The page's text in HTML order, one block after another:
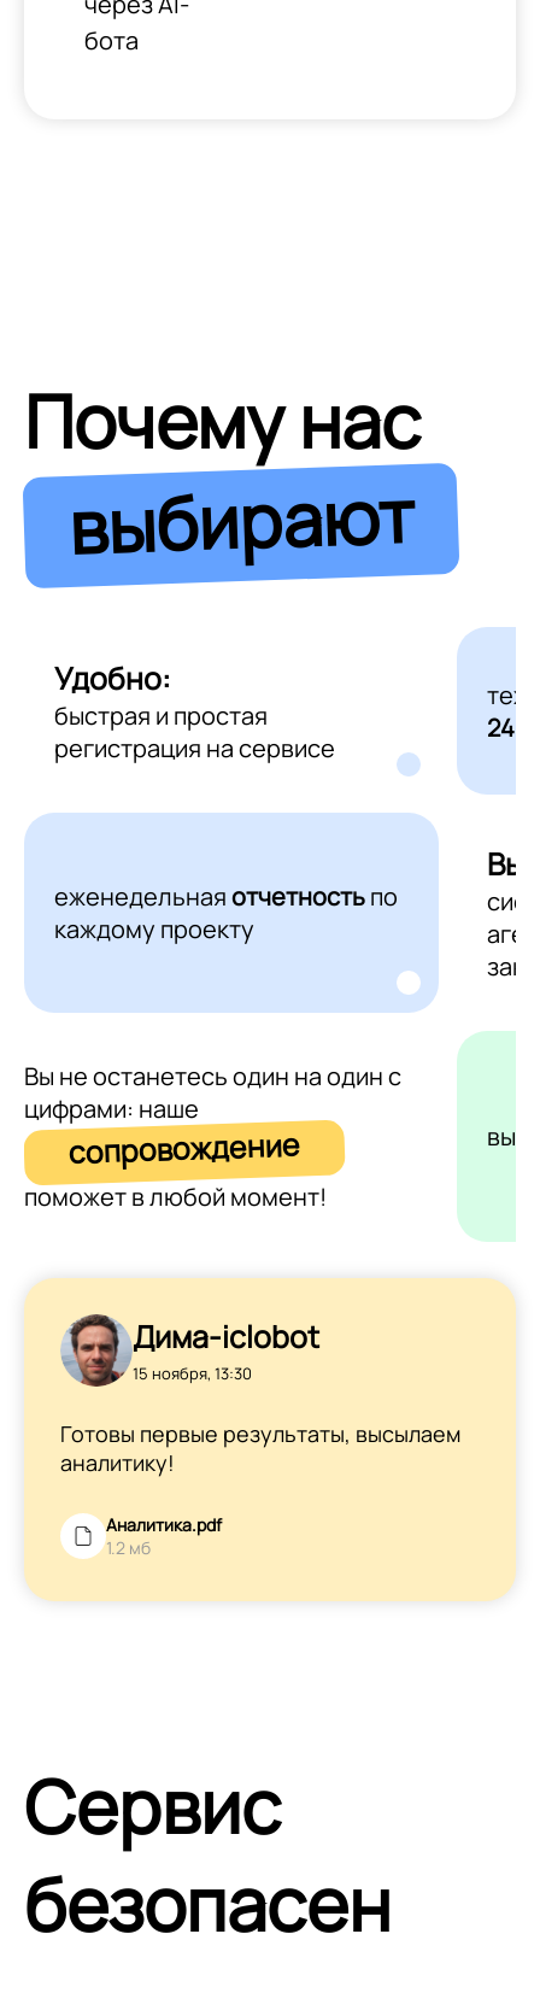
бота
Почему нас
выбирают
Удобно:
быстрая и простая
регистрация на сервисе
24/7
еженедельнаяотчетностьпо
каждому проекту
Вы не останетесь один на один с
цифрами: наше
сопровождение
поможет в любой момент!
Дима-iclobot
15 ноября, 13:30
Готовы первые результаты, высылаем
аналитику!
Аналитика.pdf
1.2 мб
Сервис
безопасен